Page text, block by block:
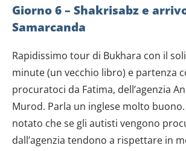
Giorno 6 – Shakrisabz e
Samarcanda
Rapidissimo tour di Bukhara con il
minute (un vecchio libro) e partenza
procuratoci da Fatima, dell’agenzia
Murod. Parla un inglese molto
notato che se gli autisti vengono
dall’agenzia tendono a rispettare in